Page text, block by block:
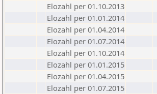
Elozahl per 01.10.2013
Elozahl per 01.01.2014
Elozahl per 01.04.2014
Elozahl per 01.07.2014
Elozahl per 01.10.2014
Elozahl per 01.01.2015
Elozahl per 01.04.2015
Elozahl per 01.07.2015